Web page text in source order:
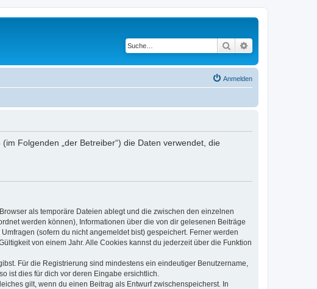
Suche
Anmelden
Folgenden „der Betreiber“) die Daten verwendet, die
als temporäre Dateien ablegt und die zwischen den einzelnen
werden können), Informationen über die von dir gelesenen Beiträge
(sofern du nicht angemeldet bist) gespeichert. Ferner werden
von einem Jahr. Alle Cookies kannst du jederzeit über die Funktion
Für die Registrierung sind mindestens ein eindeutiger Benutzername,
ist dies für dich vor deren Eingabe ersichtlich.
gilt, wenn du einen Beitrag als Entwurf zwischenspeicherst. In